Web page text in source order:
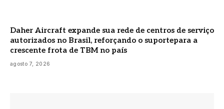
Daher Aircraft expande sua rede de centros de serviço
autorizados no Brasil, reforçando o suportepara a
crescente frota de TBM no país
agosto 7, 2026